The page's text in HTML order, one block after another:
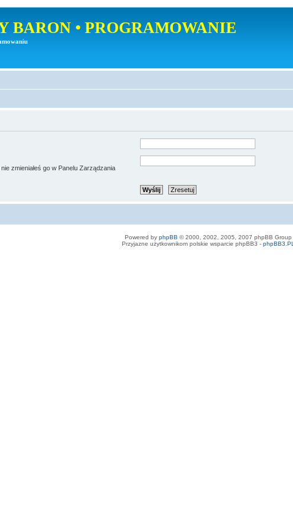
BARON • PROGRAMOWANIE
zmieniałeś go w Panelu Zarządzania
Powered by phpBB © 2000, 2002, 2005, 2007 phpBB Group
Przyjazne użytkownikom polskie wsparcie phpBB3 - phpBB3.PL